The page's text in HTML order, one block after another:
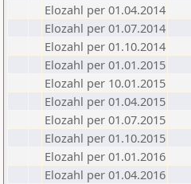
Elozahl per 01.04.2014
Elozahl per 01.07.2014
Elozahl per 01.10.2014
Elozahl per 01.01.2015
Elozahl per 10.01.2015
Elozahl per 01.04.2015
Elozahl per 01.07.2015
Elozahl per 01.10.2015
Elozahl per 01.01.2016
Elozahl per 01.04.2016